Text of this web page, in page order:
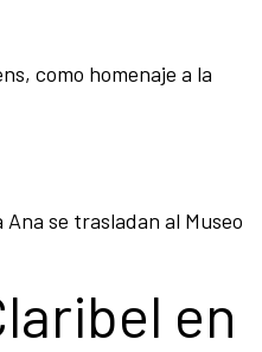
como homenaje a la
se trasladan al Museo
en